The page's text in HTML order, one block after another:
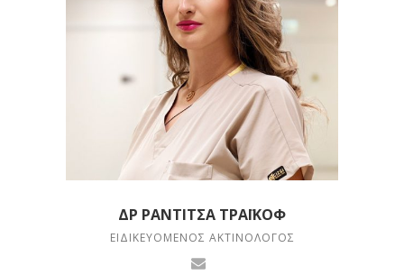
ΔΡ ΡΑΝΤΊΤΣΑ ΤΡΑΪΚΟΦ
ΕΙΔΙΚΕΥΌΜΕΝΟΣ ΑΚΤΙΝΟΛΌΓΟΣ